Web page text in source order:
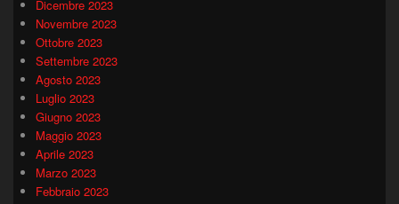
Dicembre 2023
Novembre 2023
Ottobre 2023
Settembre 2023
Agosto 2023
Luglio 2023
Giugno 2023
Maggio 2023
Aprile 2023
Marzo 2023
Febbraio 2023